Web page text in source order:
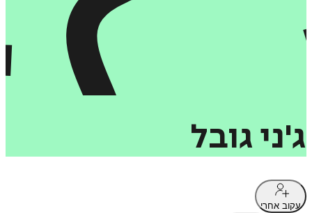
ג'ני גובל
עקוב אחרי